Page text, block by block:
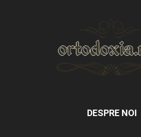
DESPRE NOI